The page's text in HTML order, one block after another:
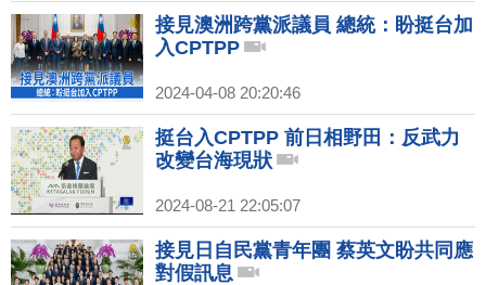
接見澳洲跨黨派議員 總統：盼挺台加
入CPTPP
2024-04-08 20:20:46
挺台入CPTPP 前日相野田：反武力
改變台海現狀
2024-08-21 22:05:07
接見日自民黨青年團 蔡英文盼共同應
對假訊息